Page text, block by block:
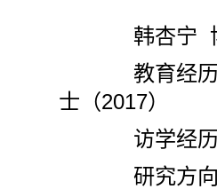
韩杏宁
教育经历：
士（2017）
访学经历
研究方向：